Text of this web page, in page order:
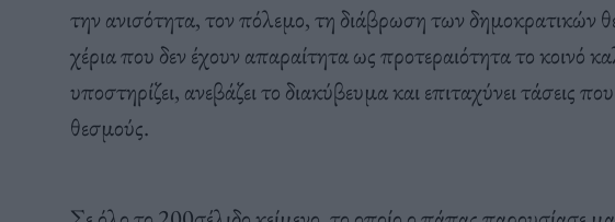
την ανισότητα, τον πόλεμο, τη διάβρωση των δημοκρατικών
χέρια που δεν έχουν απαραίτητα ως προτεραιότητα το κοινό
υποστηρίζει, ανεβάζει το διακύβευμα και επιταχύνει τάσεις
θεσμούς.